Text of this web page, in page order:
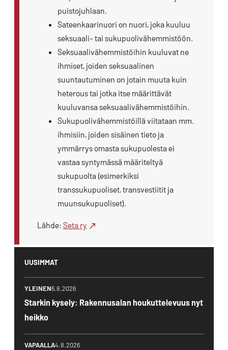
puistojuhlaan.
Sateenkaarinuori on nuori, joka kuuluu
seksuaali- tai sukupuolivähemmistöön.
Seksuaalivähemmistöihin kuuluvat ne
ihmiset, joiden seksuaalinen
suuntautuminen on jotain muuta kuin
heterous tai jotka itse määrittävät
kuuluvansa seksuaalivähemmistöihin.
Sukupuolivähemmistöillä viitataan mm.
ihmisiin, joiden sisäinen tieto ja
ymmärrys omasta sukupuolesta ei
vastaa syntymässä määriteltyä
sukupuolta (esimerkiksi
transsukupuoliset, transvestiitit ja
muunsukupuoliset).
Lähde: Seta ry
UUSIMMAT
YLEINEN6.8.2026
Starkin kysely: Rakennusalan houkuttelevuus nyt
heikko
VAPAALLA4.8.2026